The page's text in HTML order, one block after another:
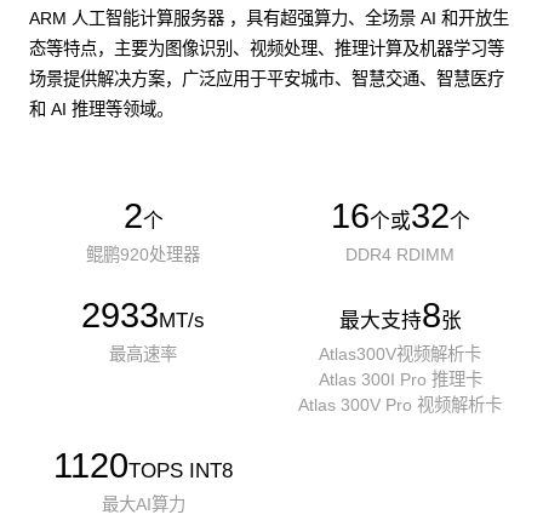
ARM 人工智能计算服务器 ，具有超强算力、全场景 AI 和开放生
态等特点，主要为图像识别、视频处理、推理计算及机器学习等
场景提供解决方案，广泛应用于平安城市、智慧交通、智慧医疗
和 AI 推理等领域。
2个
鲲鹏920处理器
16个或32个
DDR4 RDIMM
2933MT/s
最高速率
最大支持8张
Atlas300V视频解析卡
Atlas 300I Pro 推理卡
Atlas 300V Pro 视频解析卡
1120TOPS INT8
最大AI算力